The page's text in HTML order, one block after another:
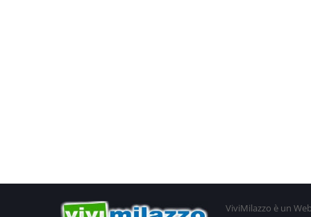
ViviMilazzo è un